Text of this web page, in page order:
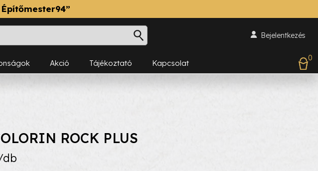
Bejelentkezés
Akció Tájékoztató Kapcsolat
0
ROCK PLUS
db